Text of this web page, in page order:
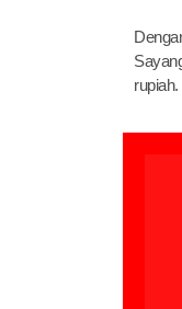
rupiah.